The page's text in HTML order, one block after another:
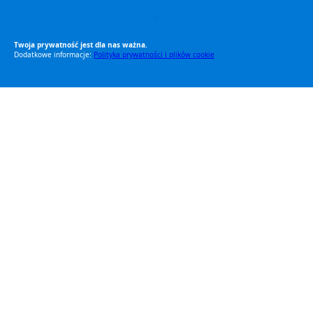
Twoja prywatność jest dla nas ważna.
Dodatkowe informacje: Polityka prywatności i plików cookie